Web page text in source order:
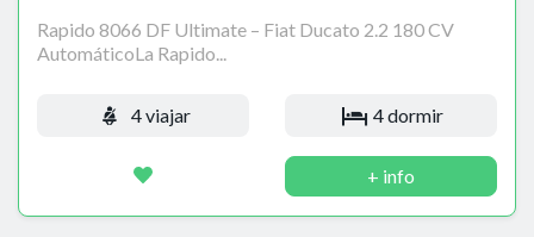
Rapido 8066 DF Ultimate – Fiat Ducato 2.2 180 CV
AutomáticoLa Rapido...
4 viajar 4 dormir
+ info